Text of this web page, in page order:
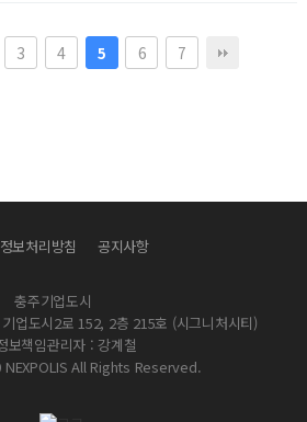
3 4 5 6 7
보처리방침 공지사항
충주기업도시
업도시2로 152, 2층 215호 (시그니처시티)
보책임관리자 : 강계철
All Rights Reserved.